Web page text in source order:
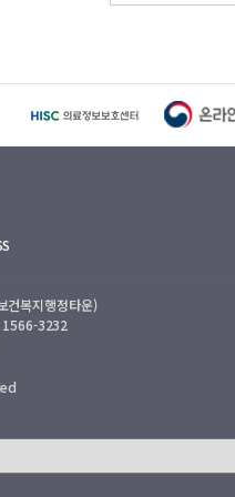
건복지행정타운)
1566-3232